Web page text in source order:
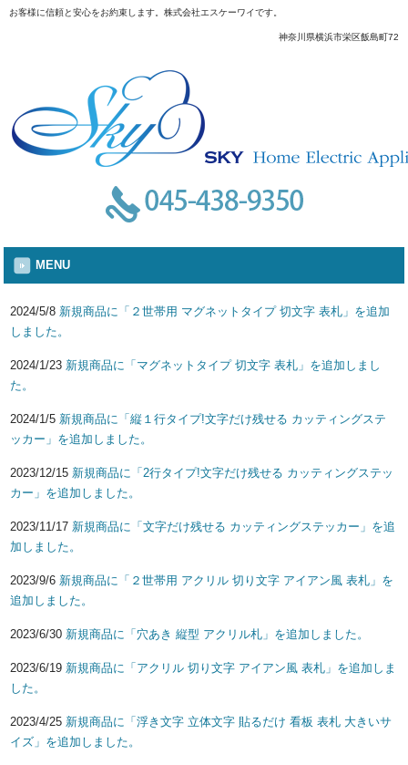
お客様に信頼と安心をお約束します。株式会社エスケーワイです。
神奈川県横浜市栄区飯島町72
MENU
2024/5/8 新規商品に「２世帯用 マグネットタイプ 切文字 表札」を追加
しました。
2024/1/23 新規商品に「マグネットタイプ 切文字 表札」を追加しまし
た。
2024/1/5 新規商品に「縦１行タイプ!文字だけ残せる カッティングステ
ッカー」を追加しました。
2023/12/15 新規商品に「2行タイプ!文字だけ残せる カッティングステッ
カー」を追加しました。
2023/11/17 新規商品に「文字だけ残せる カッティングステッカー」を追
加しました。
2023/9/6 新規商品に「２世帯用 アクリル 切り文字 アイアン風 表札」を
追加しました。
2023/6/30 新規商品に「穴あき 縦型 アクリル札」を追加しました。
2023/6/19 新規商品に「アクリル 切り文字 アイアン風 表札」を追加しま
した。
2023/4/25 新規商品に「浮き文字 立体文字 貼るだけ 看板 表札 大きいサ
イズ」を追加しました。